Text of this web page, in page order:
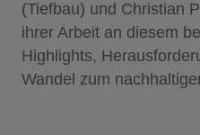
(Tiefbau) und Christian
ihrer Arbeit an diesem
Highlights,
Wandel zum